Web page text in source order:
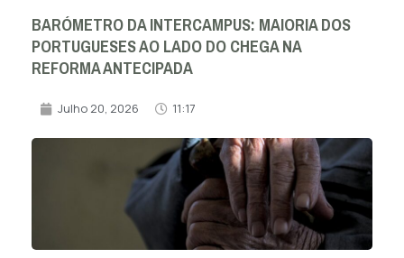
BARÓMETRO DA INTERCAMPUS: MAIORIA DOS
PORTUGUESES AO LADO DO CHEGA NA
REFORMA ANTECIPADA
Julho 20, 2026 11:17